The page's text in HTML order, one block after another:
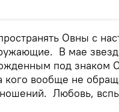
Овны с
В мае
под знаком
кого вообще не
Любовь,